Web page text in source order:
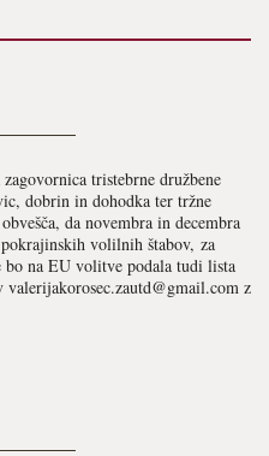
tristebrne družbene
dobrin in dohodka ter tržne
da novembra in decembra
volilnih štabov, za
bo na EU volitve podala tudi lista
z